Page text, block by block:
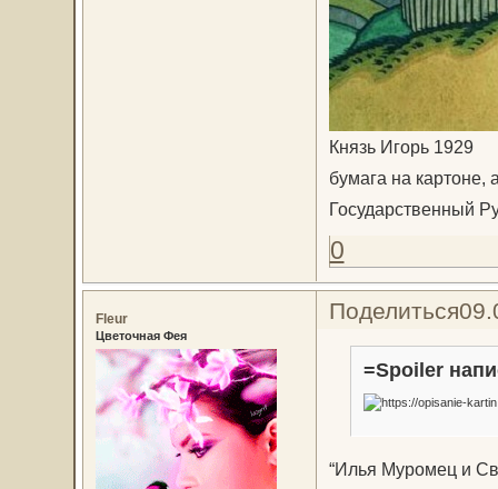
Князь Игорь 1929
бумага на картоне,
Государственный
0
Поделиться
Fleur
Цветочная Фея
=Spoiler
“Илья Муромец и